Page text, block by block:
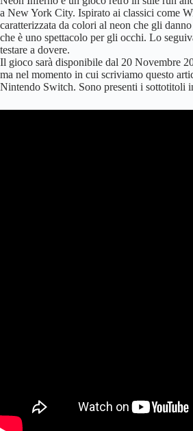
a New York City. Ispirato ai classici come
caratterizzata da colori al neon che gli
che è uno spettacolo per gli occhi. Lo
testare a dovere.
Il gioco sarà disponibile dal 20 Novembre
ma nel momento in cui scriviamo questo
Nintendo Switch. Sono presenti i sottotitoli